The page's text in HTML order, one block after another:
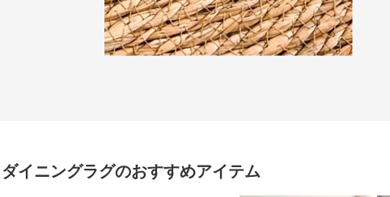
ダイニングラグのおすすめアイテム